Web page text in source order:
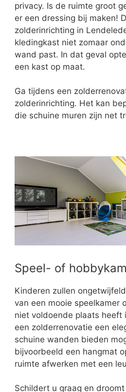
privacy. Is de ruimte groot
er een dressing bij maken!
zolderinrichting in
kledingkast niet zomaar
wand past. In dat geval
een kast op maat.
Ga tijdens een
zolderinrichting. Het kan
die schuine muren zijn net
Speel- of
Kinderen zullen
van een mooie speelkamer
niet voldoende plaats heeft
een zolderrenovatie een
schuine wanden bieden
bijvoorbeeld een hangmat
ruimte afwerken met een
Schildert u graag en